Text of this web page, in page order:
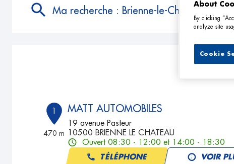
Ma recherche : Brienne-le-Château
2
1
470 m
MATT AUTOMOBILES
19 avenue Pasteur
10500 BRIENNE LE CHATEAU
Ouvert 08:30 - 12:00 et 14:00 - 18:30
TÉLÉPHONE VOIR
About
By clicking
analyze site
Cookie